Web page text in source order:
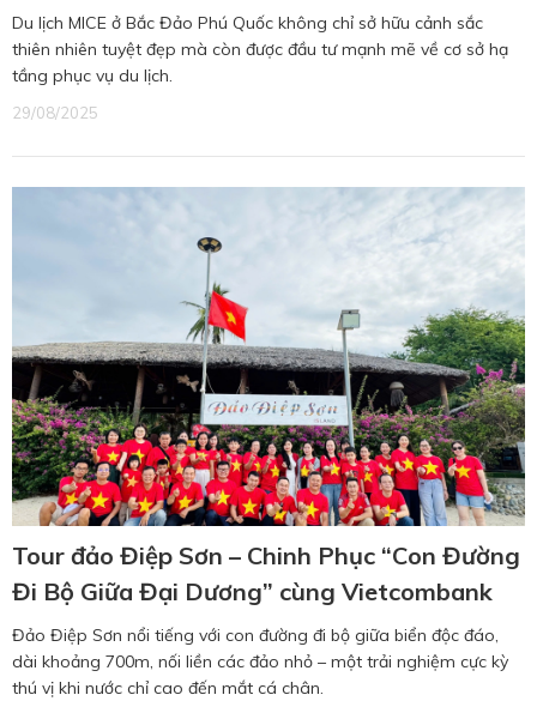
Du lịch MICE ở Bắc Đảo Phú Quốc không chỉ sở hữu cảnh sắc
thiên nhiên tuyệt đẹp mà còn được đầu tư mạnh mẽ về cơ sở hạ
tầng phục vụ du lịch.
29/08/2025
Tour đảo Điệp Sơn – Chinh Phục “Con Đường
Đi Bộ Giữa Đại Dương” cùng Vietcombank
Đảo Điệp Sơn nổi tiếng với con đường đi bộ giữa biển độc đáo,
dài khoảng 700m, nối liền các đảo nhỏ – một trải nghiệm cực kỳ
thú vị khi nước chỉ cao đến mắt cá chân.